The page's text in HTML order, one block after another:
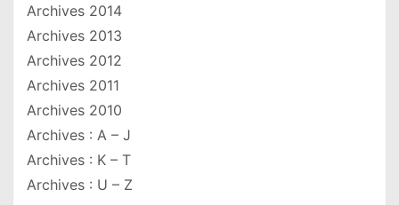
Archives 2014
Archives 2013
Archives 2012
Archives 2011
Archives 2010
Archives : A – J
Archives : K – T
Archives : U – Z